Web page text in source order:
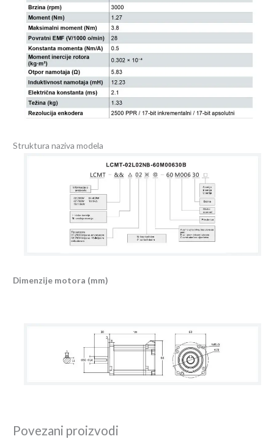
Struktura naziva modela
Dimenzije motora (mm)
Povezani proizvodi